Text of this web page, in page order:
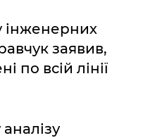
інженерних
заявив,
по всій лінії